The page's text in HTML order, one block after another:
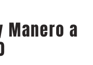
Manero a